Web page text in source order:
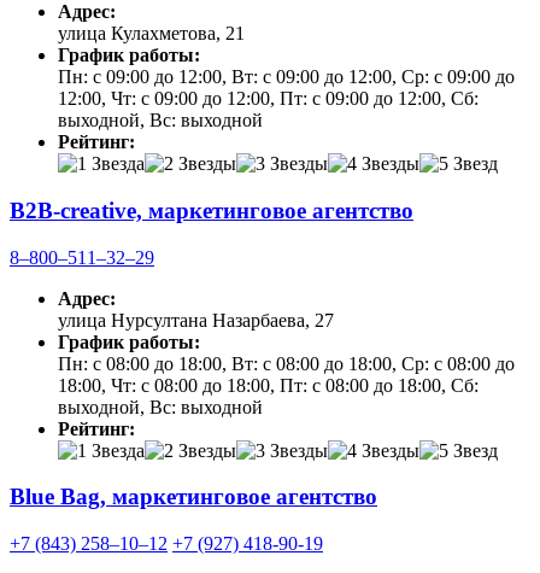
Адрес:
улица Кулахметова, 21
График работы:
Пн: с 09:00 до 12:00, Вт: с 09:00 до 12:00, Ср: с 09:00 до
12:00, Чт: с 09:00 до 12:00, Пт: с 09:00 до 12:00, Сб:
выходной, Вс: выходной
Рейтинг:
B2B-creative, маркетинговое агентство
8‒800‒511‒32‒29
Адрес:
улица Нурсултана Назарбаева, 27
График работы:
Пн: с 08:00 до 18:00, Вт: с 08:00 до 18:00, Ср: с 08:00 до
18:00, Чт: с 08:00 до 18:00, Пт: с 08:00 до 18:00, Сб:
выходной, Вс: выходной
Рейтинг:
Blue Bag, маркетинговое агентство
+7 (843) 258‒10‒12 +7 (927) 418-90-19